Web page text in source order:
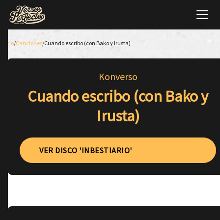
Inicio/Canciones/Cuando escribo (con Bako y Irusta)
Konverso
Cuando escribo (con Bako y
Irusta)
VER DISCO 'INBESTIARIO'